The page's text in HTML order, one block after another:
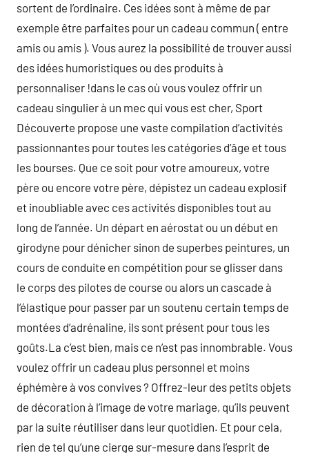
sortent de l’ordinaire. Ces idées sont à même de par
exemple être parfaites pour un cadeau commun ( entre
amis ou amis ). Vous aurez la possibilité de trouver aussi
des idées humoristiques ou des produits à
personnaliser !dans le cas où vous voulez offrir un
cadeau singulier à un mec qui vous est cher, Sport
Découverte propose une vaste compilation d’activités
passionnantes pour toutes les catégories d’âge et tous
les bourses. Que ce soit pour votre amoureux, votre
père ou encore votre père, dépistez un cadeau explosif
et inoubliable avec ces activités disponibles tout au
long de l’année. Un départ en aérostat ou un début en
girodyne pour dénicher sinon de superbes peintures, un
cours de conduite en compétition pour se glisser dans
le corps des pilotes de course ou alors un cascade à
l’élastique pour passer par un soutenu certain temps de
montées d’adrénaline, ils sont présent pour tous les
goûts.La c’est bien, mais ce n’est pas innombrable. Vous
voulez offrir un cadeau plus personnel et moins
éphémère à vos convives ? Offrez-leur des petits objets
de décoration à l’image de votre mariage, qu’ils peuvent
par la suite réutiliser dans leur quotidien. Et pour cela,
rien de tel qu’une cierge sur-mesure dans l’esprit de